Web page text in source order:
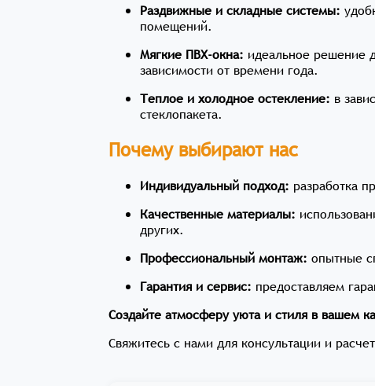
Раздвижные и складные системы:
помещений.
Мягкие ПВХ-окна: идеальное решение
зависимости от времени года.
Теплое и холодное остекление: в
стеклопакета.
Почему выбирают нас
Индивидуальный подход: разработка
Качественные материалы:
других.
Профессиональный монтаж: опытные
Гарантия и сервис: предоставляем
Создайте атмосферу уюта и стиля в вашем
Свяжитесь с нами для консультации и